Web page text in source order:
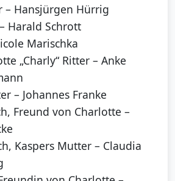
– Hansjürgen Hürrig
Harald Schrott
Marischka
„Charly“ Ritter – Anke
– Johannes Franke
Freund von Charlotte –
Kaspers Mutter – Claudia